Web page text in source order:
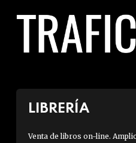
LIBRERÍA
Venta de libros on-line.